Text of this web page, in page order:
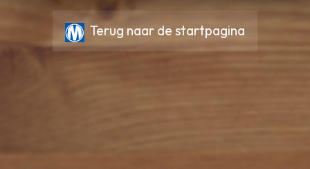
Terug naar de startpagina